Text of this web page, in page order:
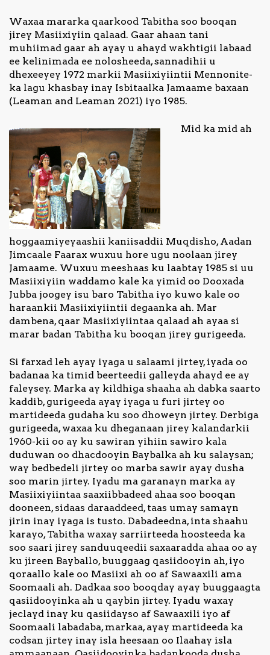
Waxaa mararka qaarkood Tabitha soo booqan
jirey Masiixiyiin qalaad. Gaar ahaan tani
muhiimad gaar ah ayay u ahayd wakhtigii labaad
ee kelinimada ee nolosheeda, sannadihii u
dhexeeyey 1972 markii Masiixiyiintii Mennonite-
ka lagu khasbay inay Isbitaalka Jamaame baxaan
(Leaman and Leaman 2021) iyo 1985.
Mid ka mid ah
hoggaamiyeyaashii kaniisaddii Muqdisho, Aadan
Jimcaale Faarax wuxuu hore ugu noolaan jirey
Jamaame. Wuxuu meeshaas ku laabtay 1985 si uu
Masiixiyiin waddamo kale ka yimid oo Dooxada
Jubba joogey isu baro Tabitha iyo kuwo kale oo
haraankii Masiixiyiintii degaanka ah. Mar
dambena, qaar Masiixiyiintaa qalaad ah ayaa si
marar badan Tabitha ku booqan jirey gurigeeda.
Si farxad leh ayay iyaga u salaami jirtey, iyada oo
badanaa ka timid beerteedii galleyda ahayd ee ay
faleysey. Marka ay kildhiga shaaha ah dabka saarto
kaddib, gurigeeda ayay iyaga u furi jirtey oo
martideeda gudaha ku soo dhoweyn jirtey. Derbiga
gurigeeda, waxaa ku dheganaan jirey kalandarkii
1960-kii oo ay ku sawiran yihiin sawiro kala
duduwan oo dhacdooyin Baybalka ah ku salaysan;
way bedbedeli jirtey oo marba sawir ayay dusha
soo marin jirtey. Iyadu ma garanayn marka ay
Masiixiyiintaa saaxiibbadeed ahaa soo booqan
dooneen, sidaas daraaddeed, taas umay samayn
jirin inay iyaga is tusto. Dabadeedna, inta shaahu
karayo, Tabitha waxay sarriirteeda hoosteeda ka
soo saari jirey sanduuqeedii saxaaradda ahaa oo ay
ku jireen Bayballo, buuggaag qasiidooyin ah, iyo
qoraallo kale oo Masiixi ah oo af Sawaaxili ama
Soomaali ah. Dadkaa soo booqday ayay buuggaagta
qasiidooyinka ah u qaybin jirtey. Iyadu waxay
jeclayd inay ku qasiidayso af Sawaaxili iyo af
Soomaali labadaba, markaa, ayay martideeda ka
codsan jirtey inay isla heesaan oo Ilaahay isla